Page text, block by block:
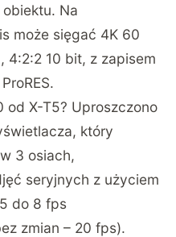
Na
może sięgać 4K 60
4:2:2 10 bit, z zapisem
od X-T5? Uproszczono
który
3 osiach,
seryjnych z użyciem
do 8 fps
zmian – 20 fps).